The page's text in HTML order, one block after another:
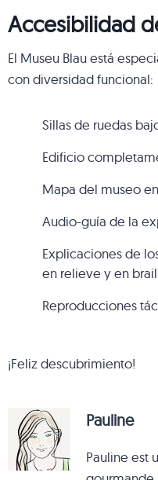
Accesibilidad
El Museu Blau está
con diversidad funcional:
Sillas de ruedas
Edificio
Mapa del museo
Audio-guía de la
Explicaciones de
en relieve y en
Reproducciones
¡Feliz descubrimiento!
Pauline
Pauline est